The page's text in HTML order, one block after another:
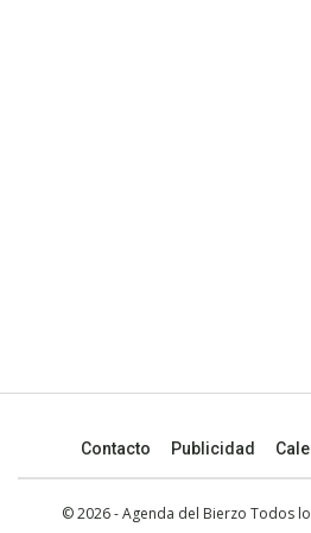
Contacto Publicidad
© 2026 - Agenda del Bierzo Todos